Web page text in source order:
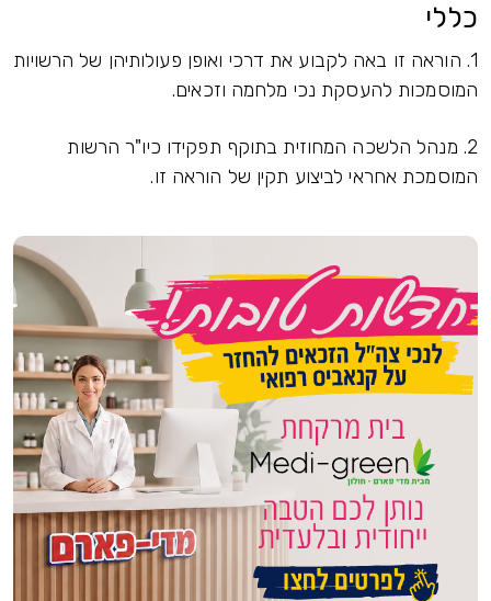
כללי
1. הוראה זו באה לקבוע את דרכי ואופן פעולותיהן של הרשויות
המוסמכות להעסקת נכי מלחמה וזכאים.
2. מנהל הלשכה המחוזית בתוקף תפקידו כיו"ר הרשות
המוסמכת אחראי לביצוע תקין של הוראה זו.